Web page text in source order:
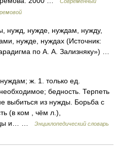
нужд, нужде, нуждам, нужду,
нужде, нуждах (Источник:
по А. А. Зализняку») …
ж. 1. только ед.
бедность. Терпеть
выбиться из нужды. Борьба с
(в ком , чём л.),
и… …
Энциклопедический словарь